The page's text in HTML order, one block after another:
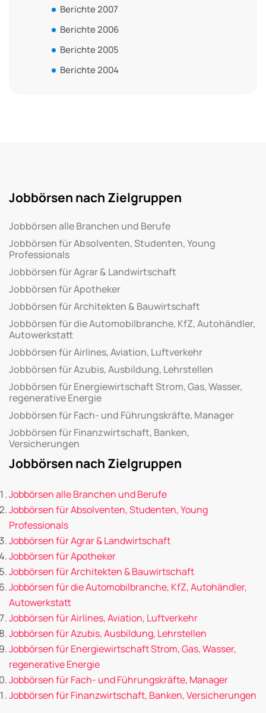
Berichte 2007
Berichte 2006
Berichte 2005
Berichte 2004
Jobbörsen nach Zielgruppen
Jobbörsen alle Branchen und Berufe
Jobbörsen für Absolventen, Studenten, Young
Professionals
Jobbörsen für Agrar & Landwirtschaft
Jobbörsen für Apotheker
Jobbörsen für Architekten & Bauwirtschaft
Jobbörsen für die Automobilbranche, KfZ, Autohändler,
Autowerkstatt
Jobbörsen für Airlines, Aviation, Luftverkehr
Jobbörsen für Azubis, Ausbildung, Lehrstellen
Jobbörsen für Energiewirtschaft Strom, Gas, Wasser,
regenerative Energie
Jobbörsen für Fach- und Führungskräfte, Manager
Jobbörsen für Finanzwirtschaft, Banken,
Versicherungen
Jobbörsen nach Zielgruppen
Jobbörsen alle Branchen und Berufe
Jobbörsen für Absolventen, Studenten, Young
Professionals
Jobbörsen für Agrar & Landwirtschaft
Jobbörsen für Apotheker
Jobbörsen für Architekten & Bauwirtschaft
Jobbörsen für die Automobilbranche, KfZ, Autohändler,
Autowerkstatt
Jobbörsen für Airlines, Aviation, Luftverkehr
Jobbörsen für Azubis, Ausbildung, Lehrstellen
Jobbörsen für Energiewirtschaft Strom, Gas, Wasser,
regenerative Energie
Jobbörsen für Fach- und Führungskräfte, Manager
Jobbörsen für Finanzwirtschaft, Banken, Versicherungen